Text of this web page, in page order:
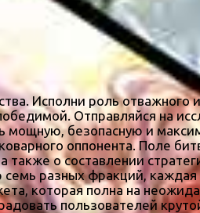
Исполни роль
Отправляйся на
мощную, безопасную и
оппонента. Поле
также о составлении
семь разных фракций,
которая полна на
пользователей